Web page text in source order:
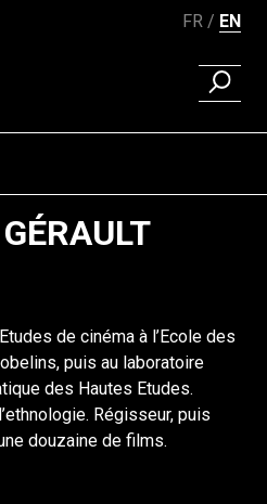
FR EN
FIND A
de cinéma à l’Ecole des
puis au laboratoire
des Hautes Etudes.
Régisseur, puis
douzaine de films.